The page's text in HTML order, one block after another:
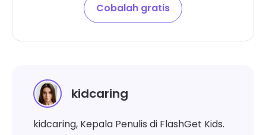
Cobalah gratis
kidcaring
kidcaring, Kepala Penulis di FlashGet Kids.